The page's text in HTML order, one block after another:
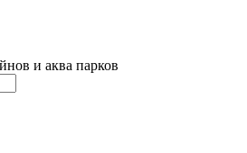
и аква парков